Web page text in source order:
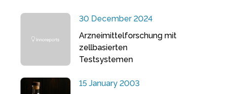
30 December 2024
Arzneimittelforschung mit
zellbasierten
Testsystemen
15 January 2003